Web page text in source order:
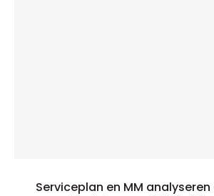
Serviceplan en MM analyseren